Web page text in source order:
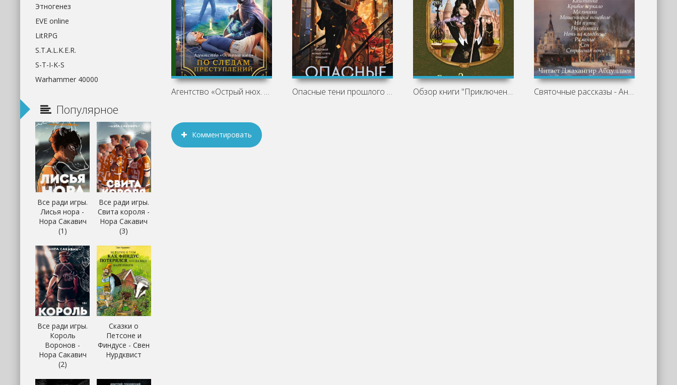
Агентство «Острый нюх. По следам Опасные тени прошлого - Елена Асатурова Обзор книги "Приключения ведьмочки. Мой Святочные рассказы - Антон Чехов
Комментировать
Этногенез
EVE online
LitRPG
S.T.A.L.K.E.R.
S-T-I-K-S
Warhammer 40000
Популярное
Все ради игры.
Лисья нора -
Нора Сакавич
(1)
Все ради игры.
Свита короля -
Нора Сакавич
(3)
Все ради игры.
Король
Воронов -
Нора Сакавич
(2)
Сказки о
Петсоне и
Финдусе - Свен
Нурдквист